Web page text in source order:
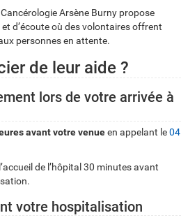
Arsène Burny propose
d’écoute où des volontaires offrent
personnes en attente.
de leur aide ?
lors de votre arrivée à
avant votre venueen appelant le04
de l’hôpital 30 minutes avant
votre hospitalisation